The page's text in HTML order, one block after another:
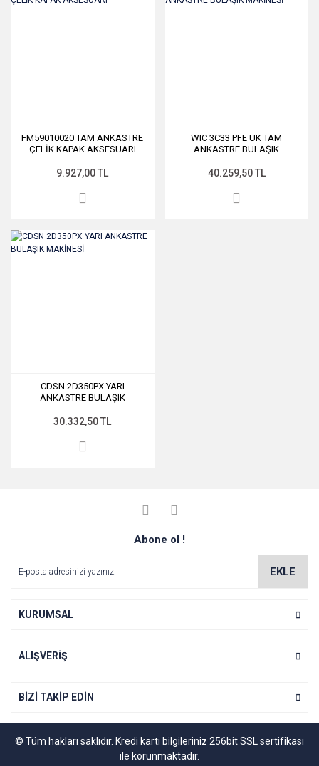
FM59010020 TAM ANKASTRE
ÇELİK KAPAK AKSESUARI
9.927,00 TL
WIC 3C33 PFE UK TAM
ANKASTRE BULAŞIK
40.259,50 TL
CDSN 2D350PX YARI
ANKASTRE BULAŞIK
30.332,50 TL
Abone ol !
EKLE
KURUMSAL
ALIŞVERİŞ
BİZİ TAKİP EDİN
© Tüm hakları saklıdır. Kredi kartı bilgileriniz 256bit SSL sertifikası
ile korunmaktadır.